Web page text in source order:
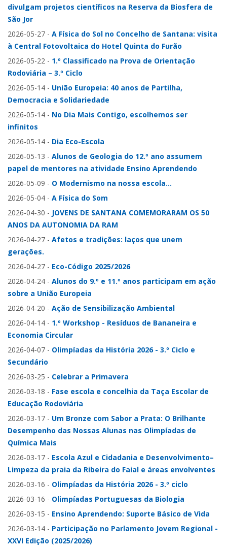
divulgam projetos científicos na Reserva da Biosfera de
São Jor
2026-05-27 - A Física do Sol no Concelho de Santana: visita
à Central Fotovoltaica do Hotel Quinta do Furão
2026-05-22 - 1.º Classificado na Prova de Orientação
Rodoviária – 3.º Ciclo
2026-05-14 - União Europeia: 40 anos de Partilha,
Democracia e Solidariedade
2026-05-14 - No Dia Mais Contigo, escolhemos ser
infinitos
2026-05-14 - Dia Eco-Escola
2026-05-13 - Alunos de Geologia do 12.º ano assumem
papel de mentores na atividade Ensino Aprendendo
2026-05-09 - O Modernismo na nossa escola...
2026-05-04 - A Física do Som
2026-04-30 - JOVENS DE SANTANA COMEMORARAM OS 50
ANOS DA AUTONOMIA DA RAM
2026-04-27 - Afetos e tradições: laços que unem
gerações.
2026-04-27 - Eco-Código 2025/2026
2026-04-24 - Alunos do 9.º e 11.º anos participam em ação
sobre a União Europeia
2026-04-20 - Ação de Sensibilização Ambiental
2026-04-14 - 1.º Workshop - Resíduos de Bananeira e
Economia Circular
2026-04-07 - Olimpíadas da História 2026 - 3.º Ciclo e
Secundário
2026-03-25 - Celebrar a Primavera
2026-03-18 - Fase escola e concelhia da Taça Escolar de
Educação Rodoviária
2026-03-17 - Um Bronze com Sabor a Prata: O Brilhante
Desempenho das Nossas Alunas nas Olimpíadas de
Química Mais
2026-03-17 - Escola Azul e Cidadania e Desenvolvimento–
Limpeza da praia da Ribeira do Faial e áreas envolventes
2026-03-16 - Olimpíadas da História 2026 - 3.º ciclo
2026-03-16 - Olimpíadas Portuguesas da Biologia
2026-03-15 - Ensino Aprendendo: Suporte Básico de Vida
2026-03-14 - Participação no Parlamento Jovem Regional -
XXVI Edição (2025/2026)